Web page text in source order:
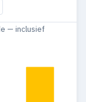
— inclusief